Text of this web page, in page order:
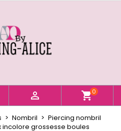
 shopping_cart0
Nombril
Piercing nombril
grossesse boules
Créer une liste d'envies
pour ajouter des produits
Annuler Connexion